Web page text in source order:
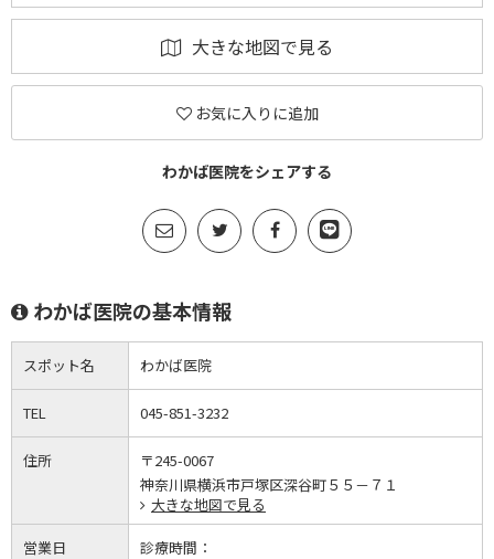
大きな地図で見る
お気に入りに追加
わかば医院をシェアする
わかば医院の基本情報
スポット名 わかば医院
TEL 045-851-3232
住所
〒245-0067
神奈川県横浜市戸塚区深谷町５５－７１
大きな地図で見る
営業日
診療時間：